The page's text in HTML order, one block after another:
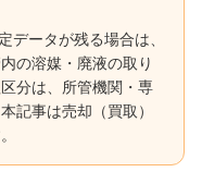
データが残る場合は、
の溶媒・廃液の取り
分は、所管機関・専
記事は売却（買取）